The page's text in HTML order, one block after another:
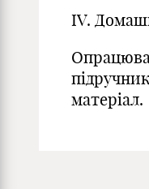
IV.
матеріал.